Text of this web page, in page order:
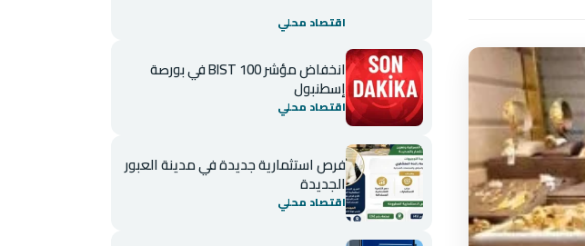
اقتصاد محلي
انخفاض مؤشر BIST 100 في بورصة
إسطنبول
اقتصاد محلي
فرص استثمارية جديدة في مدينة العبور
الجديدة
اقتصاد محلي